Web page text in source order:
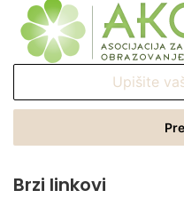
Email
Brzi linkovi